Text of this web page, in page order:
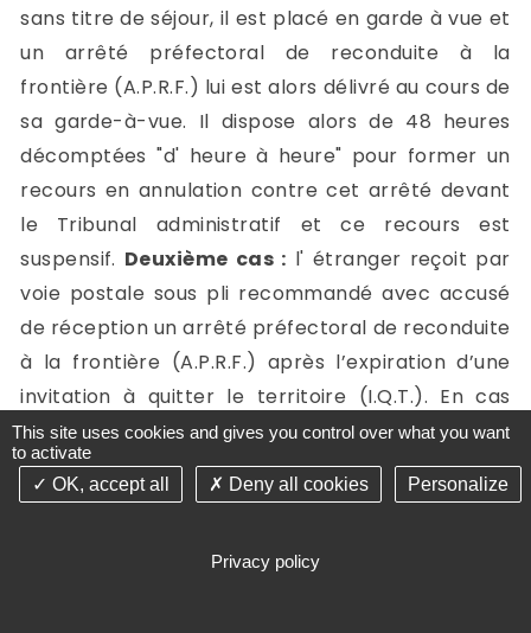
sans titre de séjour, il est placé en garde à vue et
un arrêté préfectoral de reconduite à la
frontière (A.P.R.F.) lui est alors délivré au cours de
sa garde-à-vue. Il dispose alors de 48 heures
décomptées "d' heure à heure" pour former un
recours en annulation contre cet arrêté devant
le Tribunal administratif et ce recours est
suspensif. Deuxième cas : l' étranger reçoit par
voie postale sous pli recommandé avec accusé
de réception un arrêté préfectoral de reconduite
à la frontière (A.P.R.F.) après l’expiration d’une
invitation à quitter le territoire (I.Q.T.). En cas
d'absence de son domicile le jour de la
distribution par le facteur, il dispose de 15 jours
pour retirer le pli à la poste. Faute de quoi la
lettre a été présentée pour la première fois et il
This site uses cookies and gives you control over what you want
to activate
OK, accept all
Deny all cookies Personalize
Privacy policy